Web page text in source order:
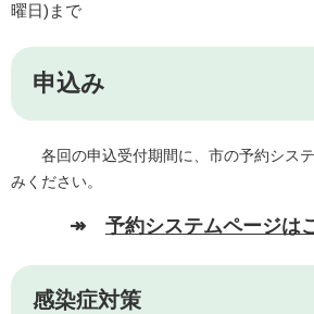
曜日)まで
申込み
各回の申込受付期間に、市の予約システ
みください。
↠ 予約システムページは
感染症対策